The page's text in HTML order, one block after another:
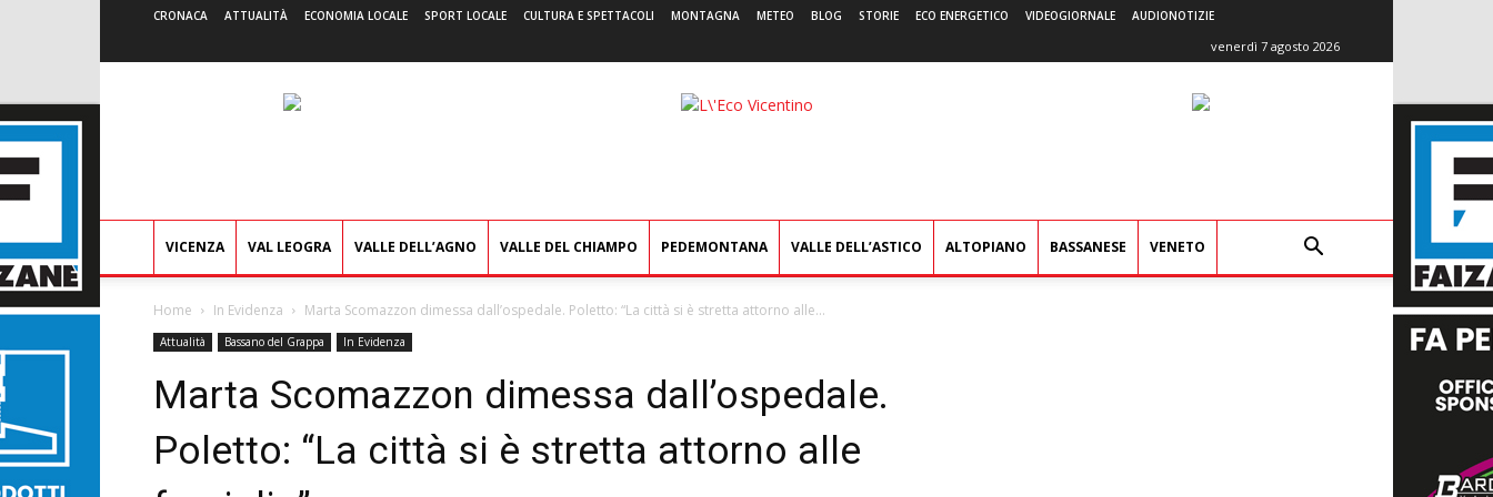
CRONACA ATTUALITÀ ECONOMIA LOCALE SPORT LOCALE CULTURA E SPETTACOLI MONTAGNA METEO BLOG STORIE ECO ENERGETICO VIDEOGIORNALE AUDIONOTIZIE
venerdì 7 agosto 2026
L'Eco
VICENZA VAL LEOGRA VALLE DELL’AGNO VALLE DEL CHIAMPO PEDEMONTANA VALLE DELL’ASTICO ALTOPIANO BASSANESE VENETO
Home In Evidenza Marta Scomazzon dimessa dall’ospedale. Poletto: “La città si è stretta attorno alle...
Attualità Bassano del Grappa In Evidenza
Marta Scomazzon dimessa dall’ospedale.
Poletto: “La città si è stretta attorno alle